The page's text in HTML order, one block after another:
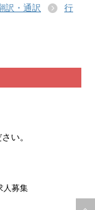
訳・通訳
行
い。
人募集